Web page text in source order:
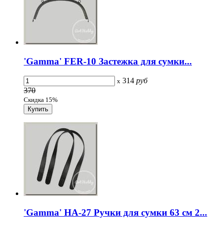
'Gamma' FER-10 Застежка для сумки...
x 314 руб
370
Скидка 15%
'Gamma' HA-27 Ручки для сумки 63 см 2...